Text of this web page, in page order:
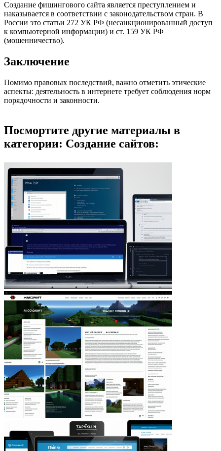
Создание фишингового сайта является преступлением и
наказывается в соответствии с законодательством стран. В
России это статьи 272 УК РФ (несанкционированный доступ
к компьютерной информации) и ст. 159 УК РФ
(мошенничество).
Заключение
Помимо правовых последствий, важно отметить этические
аспекты: деятельность в интернете требует соблюдения норм
порядочности и законности.
Посмортите другие материалы в
категории: Создание сайтов: